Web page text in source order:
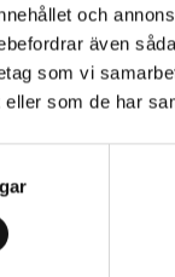
och
även
som vi
som de har
behöver